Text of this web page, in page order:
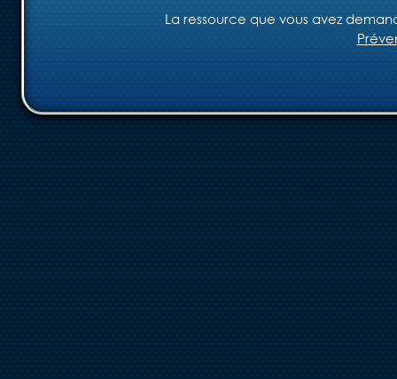
La ressource que vous avez